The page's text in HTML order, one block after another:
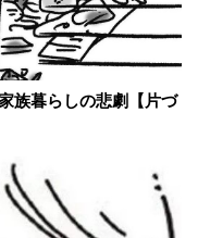
族暮らしの悲劇【片づ